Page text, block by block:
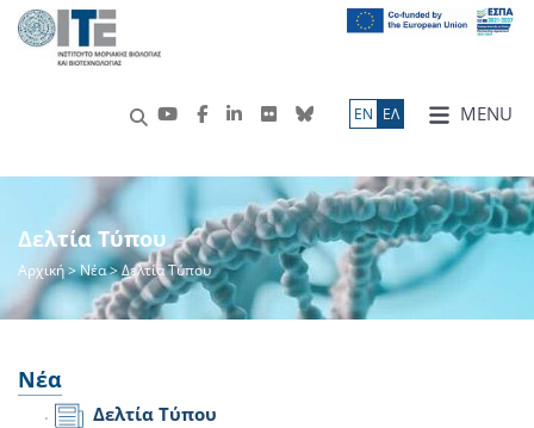
MENU
ΕN ΕΛ
Δελτία Τύπου
Αρχική>Νέα> Δελτία Τύπου
Νέα
Δελτία Τύπου